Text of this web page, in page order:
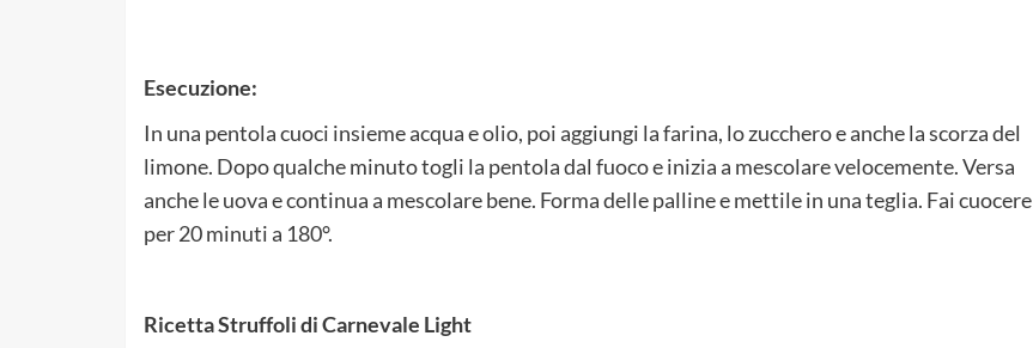
Esecuzione:
In una pentola cuoci insieme acqua e olio, poi aggiungi la farina, lo zucchero e anche la scorza del
limone. Dopo qualche minuto togli la pentola dal fuoco e inizia a mescolare velocemente. Versa
anche le uova e continua a mescolare bene. Forma delle palline e mettile in una teglia. Fai cuocere
per 20 minuti a 180°.
Ricetta Struffoli di Carnevale Light